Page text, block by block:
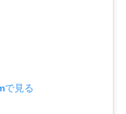
で見る